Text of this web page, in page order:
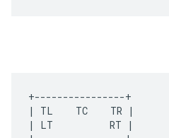
+----------------+
| TL    TC    TR |
| LT          RT |